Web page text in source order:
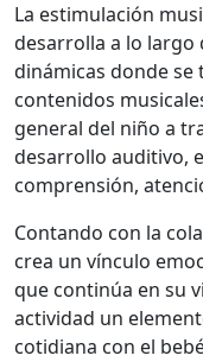
La estimulación
desarrolla a lo largo
dinámicas donde se
contenidos
general del niño a
desarrollo auditivo,
comprensión,
Contando con la
crea un vínculo
que continúa en su
actividad un
cotidiana con el